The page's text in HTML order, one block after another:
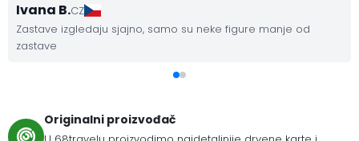
Ivana B.CZ
Zastave izgledaju sjajno, samo su neke figure manje od
zastave
Originalni proizvođač